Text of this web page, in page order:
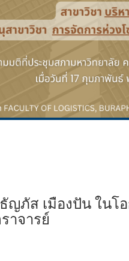
ภัส เมืองปัน ในโ
าจารย์